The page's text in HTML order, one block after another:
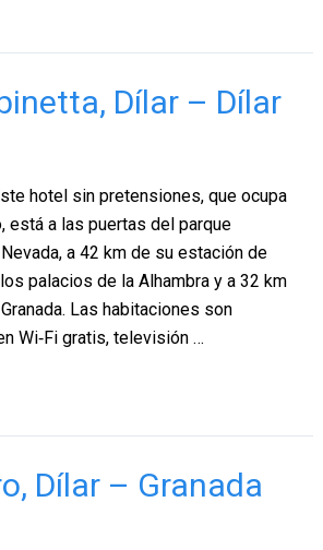
Dílar – Dílar
hotel sin pretensiones, que ocupa
está a las puertas del parque
a 42 km de su estación de
palacios de la Alhambra y a 32 km
Las habitaciones son
Wi‑Fi gratis, televisión …
Dílar – Granada